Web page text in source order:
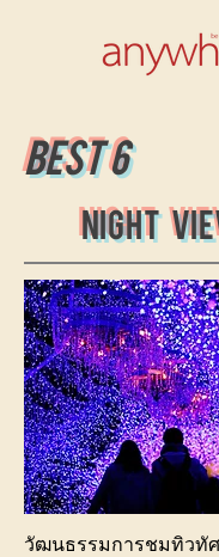
Best 6
Night
วัฒนธรรมการชมทิวทั